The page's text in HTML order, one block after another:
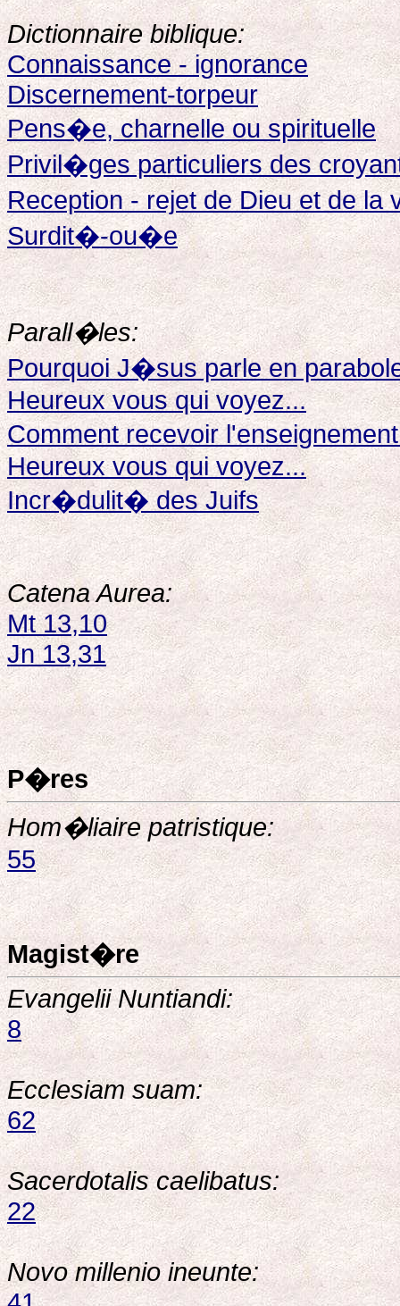
Dictionnaire biblique:
Connaissance - ignorance
Discernement-torpeur
Pens�e, charnelle ou spirituelle
Privil�ges particuliers des
Reception - rejet de Dieu et de
Surdit�-ou�e
Parall�les:
Pourquoi J�sus parle en
Heureux vous qui voyez...
Comment recevoir
Heureux vous qui voyez...
Incr�dulit� des Juifs
Catena Aurea:
Mt 13,10
Jn 13,31
P�res
Hom�liaire patristique:
55
Magist�re
Evangelii Nuntiandi:
8
Ecclesiam suam:
62
Sacerdotalis caelibatus:
22
Novo millenio ineunte: